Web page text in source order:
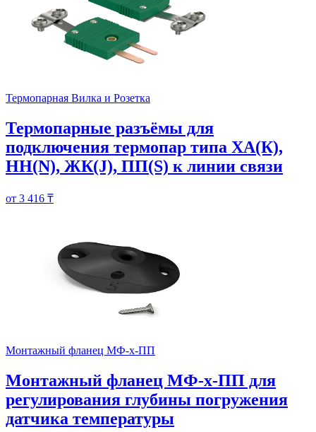
Термопарная Вилка и Розетка
Термопарные разъёмы для
подключения термопар типа ХА(К),
НН(N), ЖК(J), ПП(S) к линии связи
от 3 416 ₸
Монтажный фланец МФ-х-ПП
Монтажный фланец МФ-х-ПП для
регулирования глубины погружения
датчика температуры